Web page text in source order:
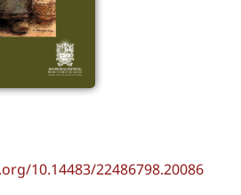
10.14483/22486798.20086